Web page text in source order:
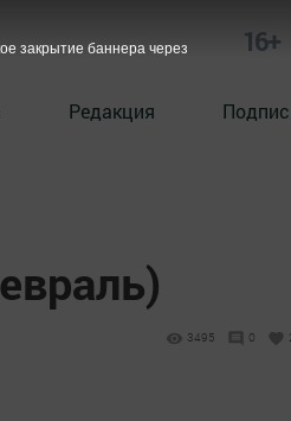
16+
Редакция
3495 0
закрытие баннера через